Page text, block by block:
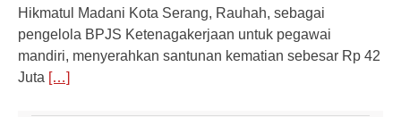
Hikmatul Madani Kota Serang, Rauhah, sebagai
pengelola BPJS Ketenagakerjaan untuk pegawai
mandiri, menyerahkan santunan kematian sebesar Rp 42
Juta […]